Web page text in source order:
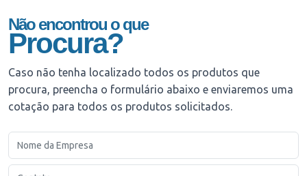
Não encontrou o que
Procura?
Caso não tenha localizado todos os produtos que
procura, preencha o formulário abaixo e enviaremos uma
cotação para todos os produtos solicitados.